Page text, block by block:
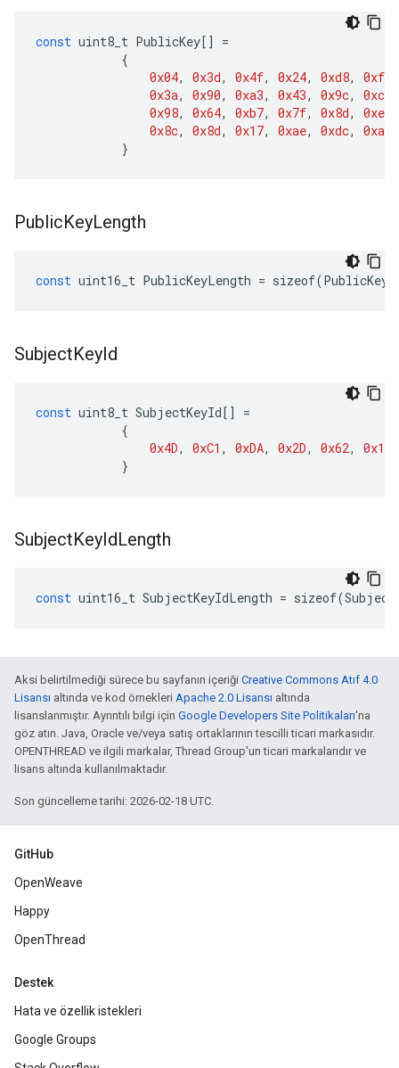
const uint8_t PublicKey[]
=
{
0x04, 0x3d, 0x4f, 0x24, 0xd8, 0xfc
0x3a, 0x90, 0xa3, 0x43, 0x9c, 0xcb
0x98, 0x64, 0xb7, 0x7f, 0x8d, 0xe5
0x8c, 0x8d, 0x17, 0xae, 0xdc, 0xa4
}
PublicKeyLength
const uint16_t PublicKeyLength = sizeof(PublicKey
SubjectKeyId
const uint8_t SubjectKeyId[]
=
{
0x4D, 0xC1 , 0xDA, 0x2D, 0x62, 0x19
}
SubjectKeyIdLength
const uint16_t SubjectKeyIdLength = sizeof(
Aksi belirtilmediği sürece bu sayfanın içeriği Creative Commons Atıf 4.0
Lisansı altında ve kod örnekleri Apache 2.0 Lisansı altında
lisanslanmıştır. Ayrıntılı bilgi için Google Developers Site Politikaları'na
göz atın. Java, Oracle ve/veya satış ortaklarının tescilli ticari markasıdır.
OPENTHREAD ve ilgili markalar, Thread Group'un ticari markalarıdır ve
lisans altında kullanılmaktadır.
Son güncelleme tarihi: 2026-02-18 UTC.
GitHub
OpenWeave
Happy
OpenThread
Destek
Hata ve özellik istekleri
Google Groups